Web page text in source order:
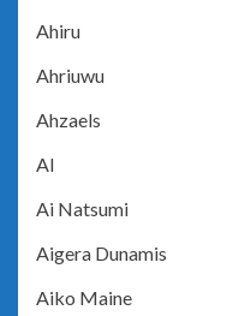
Ahiru
Ahriuwu
Ahzaels
AI
Ai Natsumi
Aigera Dunamis
Aiko Maine